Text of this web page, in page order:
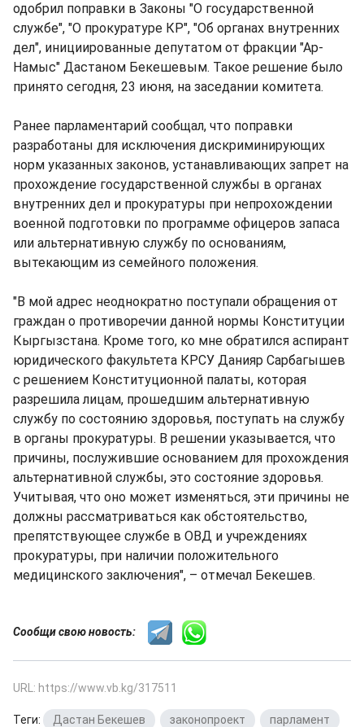
одобрил поправки в Законы "О государственной
службе", "О прокуратуре КР", "Об органах внутренних
дел", инициированные депутатом от фракции "Ар-
Намыс" Дастаном Бекешевым. Такое решение было
принято сегодня, 23 июня, на заседании комитета.
Ранее парламентарий сообщал, что поправки
разработаны для исключения дискриминирующих
норм указанных законов, устанавливающих запрет на
прохождение государственной службы в органах
внутренних дел и прокуратуры при непрохождении
военной подготовки по программе офицеров запаса
или альтернативную службу по основаниям,
вытекающим из семейного положения.
"В мой адрес неоднократно поступали обращения от
граждан о противоречии данной нормы Конституции
Кыргызстана. Кроме того, ко мне обратился аспирант
юридического факультета КРСУ Данияр Сарбагышев
с решением Конституционной палаты, которая
разрешила лицам, прошедшим альтернативную
службу по состоянию здоровья, поступать на службу
в органы прокуратуры. В решении указывается, что
причины, послужившие основанием для прохождения
альтернативной службы, это состояние здоровья.
Учитывая, что оно может изменяться, эти причины не
должны рассматриваться как обстоятельство,
препятствующее службе в ОВД и учреждениях
прокуратуры, при наличии положительного
медицинского заключения", – отмечал Бекешев.
Сообщи свою новость:
URL: https://www.vb.kg/317511
Теги: Дастан Бекешев законопроект парламент